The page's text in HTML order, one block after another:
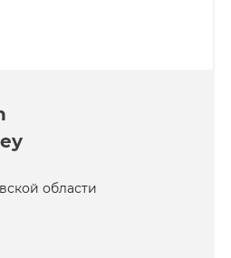
紙を受け取っています。
области